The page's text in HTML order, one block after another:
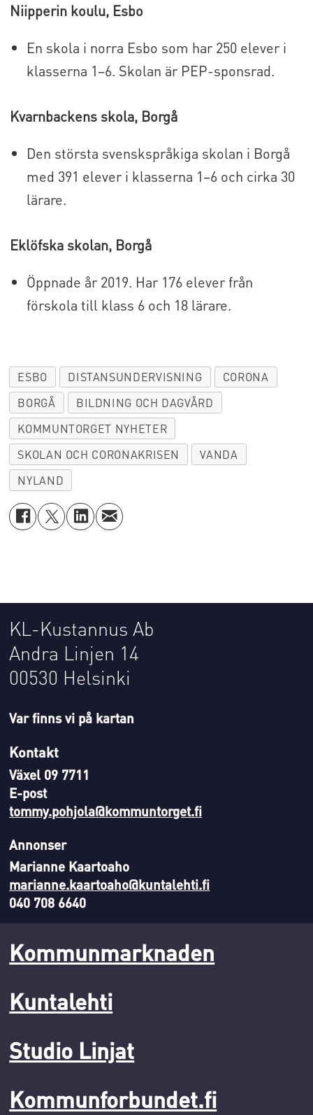
Niipperin koulu, Esbo
En skola i norra Esbo som har 250 elever i
klasserna 1–6. Skolan är PEP-sponsrad.
Kvarnbackens skola, Borgå
Den största svenskspråkiga skolan i Borgå
med 391 elever i klasserna 1–6 och cirka 30
lärare.
Eklöfska skolan, Borgå
Öppnade år 2019. Har 176 elever från
förskola till klass 6 och 18 lärare.
ESBO DISTANSUNDERVISNING
CORONA
BORGÅ
BILDNING OCH DAGVÅRD
KOMMUNTORGET NYHETER
SKOLAN OCH CORONAKRISEN
VANDA
NYLAND
KL-Kustannus Ab
Andra Linjen 14
00530 Helsinki
Var finns vi på kartan
Kontakt
Växel 09 7711
E-post
tommy.pohjola@kommuntorget.fi
Annonser
Marianne Kaartoaho
marianne.kaartoaho@kuntalehti.fi
040 708 6640
Kommunmarknaden
Kuntalehti
Studio Linjat
Kommunforbundet.fi